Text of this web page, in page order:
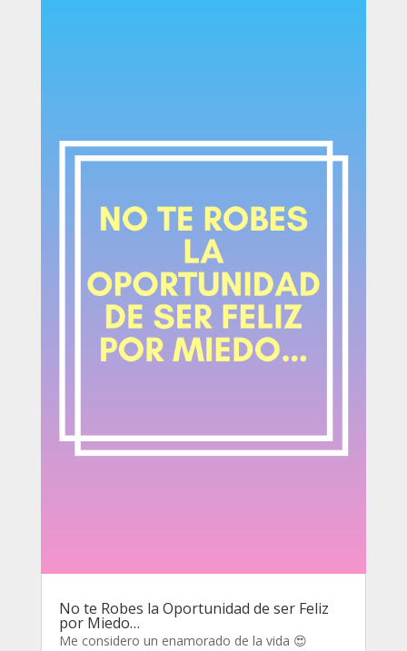
No te Robes la Oportunidad de ser Feliz
por Miedo…
Me considero un enamorado de la vida 😍